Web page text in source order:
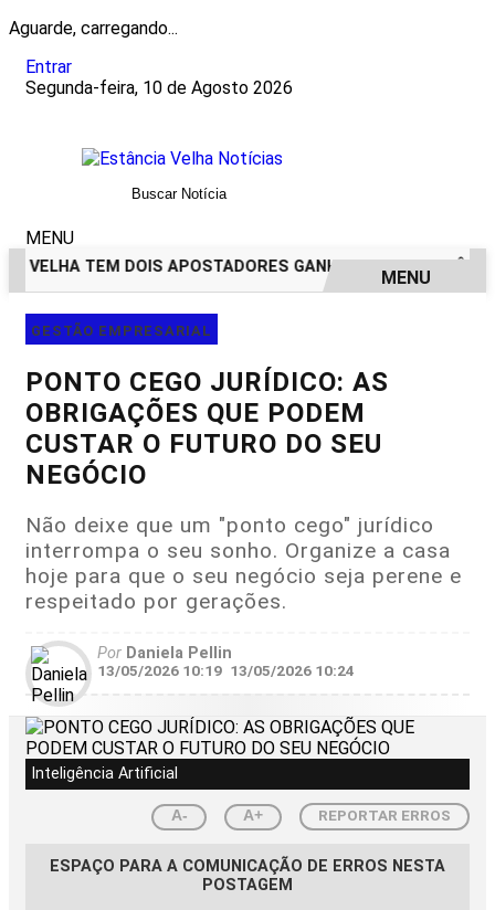
Aguarde, carregando...
Entrar
Segunda-feira, 10 de Agosto 2026
MENU
VELHA TEM DOIS APOSTADORES GANHADORES DE
EM ALTA
MENU
GESTÃO EMPRESARIAL
PONTO CEGO JURÍDICO: AS
OBRIGAÇÕES QUE PODEM
CUSTAR O FUTURO DO SEU
NEGÓCIO
Não deixe que um "ponto cego" jurídico
interrompa o seu sonho. Organize a casa
hoje para que o seu negócio seja perene e
respeitado por gerações.
Por Daniela Pellin
13/05/2026 10:19 13/05/2026 10:24
Inteligência Artificial
A- A+ REPORTAR ERROS
ESPAÇO PARA A COMUNICAÇÃO DE ERROS NESTA
POSTAGEM